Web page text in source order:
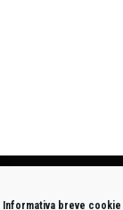
Informativa breve cookie